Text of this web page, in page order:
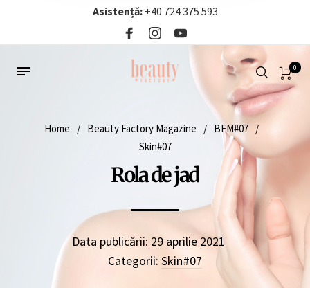
Asistență: +40 724 375 593‬
0
Home / Beauty Factory Magazine / BFM#07 /
Skin#07
Rola de jad
Data publicării: 29 aprilie 2021
Categorii: Skin#07